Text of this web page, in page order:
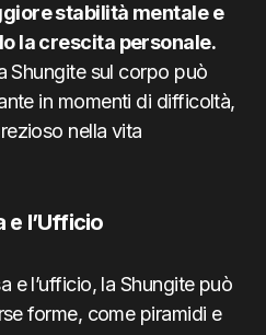
stabilità mentale e
la crescita personale.
Shungite sul corpo può
in momenti di difficoltà,
nella vita
e l’Ufficio
e l’ufficio, la Shungite può
forme, come piramidi e